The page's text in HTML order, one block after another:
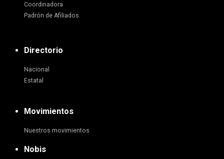
Coordinadora
Padrón de Afiliados
Directorio
Nacional
Estatal
Movimientos
Nuestros movimientos
Nobis